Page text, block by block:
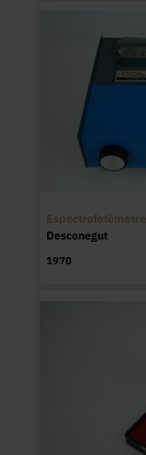
Espectrofotòmetre
Desconegut
1970